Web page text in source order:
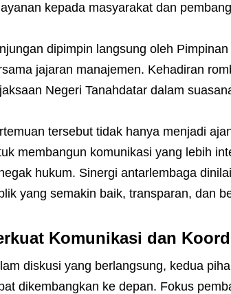
kepada masyarakat dan
dipimpin langsung oleh
jajaran manajemen. Kehadiran
Negeri Tanahdatar dalam
tersebut tidak hanya menjadi
membangun komunikasi yang lebih
hukum. Sinergi antarlembaga
yang semakin baik, transparan, dan
Komunikasi dan
diskusi yang berlangsung, kedua
dikembangkan ke depan. Fokus